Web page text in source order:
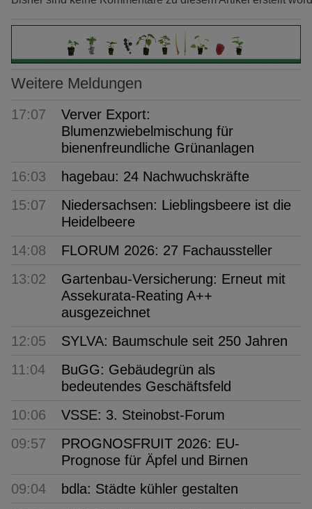
Weitere Meldungen
17:07
Verver Export:
Blumenzwiebelmischung für
bienenfreundliche Grünanlagen
16:03
hagebau: 24 Nachwuchskräfte
15:07
Niedersachsen: Lieblingsbeere ist die
Heidelbeere
14:08
FLORUM 2026: 27 Fachaussteller
13:02
Gartenbau-Versicherung: Erneut mit
Assekurata-Reating A++
ausgezeichnet
12:05
SYLVA: Baumschule seit 250 Jahren
11:04
BuGG: Gebäudegrün als
bedeutendes Geschäftsfeld
10:06
VSSE: 3. Steinobst-Forum
09:57
PROGNOSFRUIT 2026: EU-
Prognose für Äpfel und Birnen
09:04
bdla: Städte kühler gestalten